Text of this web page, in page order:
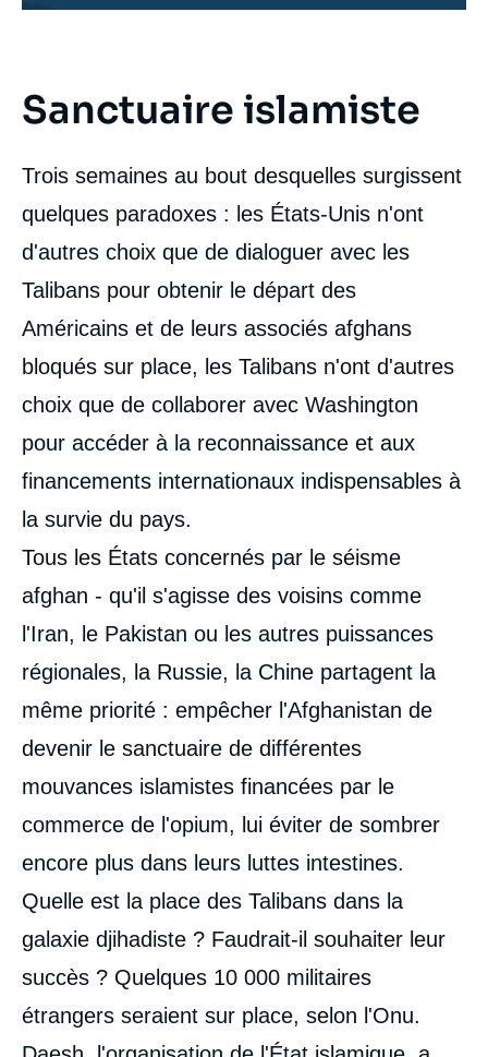
Contenu
intervention
Sanctuaire islamiste
Trois semaines au bout desquelles surgissent
quelques paradoxes : les États-Unis n'ont
d'autres choix que de dialoguer avec les
Talibans pour obtenir le départ des
Américains et de leurs associés afghans
bloqués sur place, les Talibans n'ont d'autres
choix que de collaborer avec Washington
pour accéder à la reconnaissance et aux
financements internationaux indispensables à
la survie du pays.
Tous les États concernés par le séisme
afghan - qu'il s'agisse des voisins comme
l'Iran, le Pakistan ou les autres puissances
régionales, la Russie, la Chine partagent la
même priorité : empêcher l'Afghanistan de
devenir le sanctuaire de différentes
mouvances islamistes financées par le
commerce de l'opium, lui éviter de sombrer
encore plus dans leurs luttes intestines.
Quelle est la place des Talibans dans la
galaxie djihadiste ? Faudrait-il souhaiter leur
succès ? Quelques 10 000 militaires
étrangers seraient sur place, selon l'Onu.